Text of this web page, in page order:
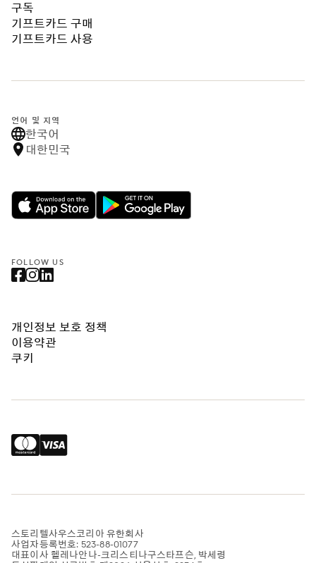
구독
기프트카드 구매
기프트카드 사용
언어 및 지역
한국어
대한민국
FOLLOW US
개인정보 보호 정책
이용약관
쿠키
스토리텔사우스코리아 유한회사
사업자등록번호: 523-88-01077
대표이사 헬레나안나-크리스티나구스타프슨, 박세령